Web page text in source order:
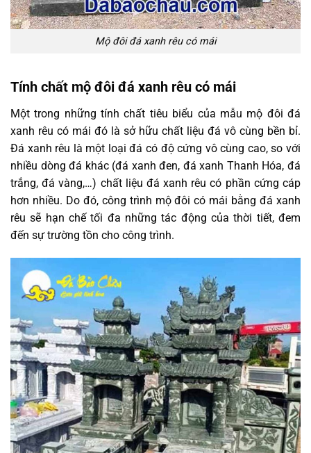
Mộ đôi đá xanh rêu có mái
Tính chất mộ đôi đá xanh rêu có mái
Một trong những tính chất tiêu biểu của mẫu mộ đôi đá
xanh rêu có mái đó là sở hữu chất liệu đá vô cùng bền bỉ.
Đá xanh rêu là một loại đá có độ cứng vô cùng cao, so với
nhiều dòng đá khác (đá xanh đen, đá xanh Thanh Hóa, đá
trắng, đá vàng,…) chất liệu đá xanh rêu có phần cứng cáp
hơn nhiều. Do đó, công trình mộ đôi có mái bằng đá xanh
rêu sẽ hạn chế tối đa những tác động của thời tiết, đem
đến sự trường tồn cho công trình.